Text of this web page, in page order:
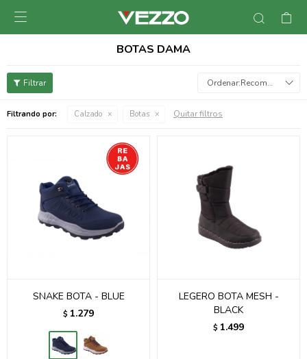

BOTAS DAMA
Recomendados
Filtrando por: Calzado Botas Quitar filtros
SNAKE BOTA - BLUE
$ 1.279
LEGERO BOTA MESH -
BLACK
$ 1.499